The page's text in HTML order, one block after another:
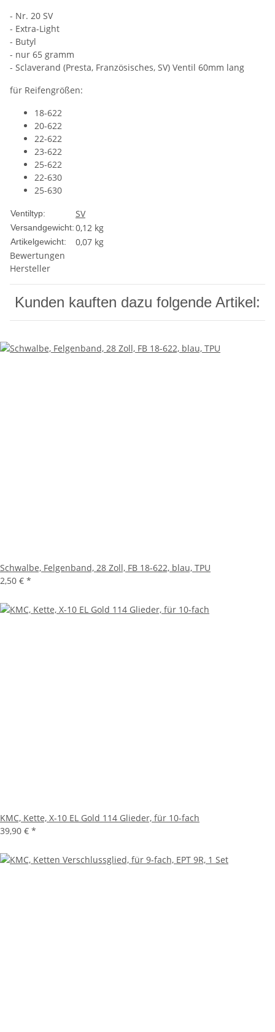
- Nr. 20 SV
- Extra-Light
- Butyl
- nur 65 gramm
- Sclaverand (Presta, Französisches, SV) Ventil 60mm lang
für Reifengrößen:
18-622
20-622
22-622
23-622
25-622
22-630
25-630
Ventiltyp: SV
Versandgewicht:0,12 kg
Artikelgewicht: 0,07 kg
Bewertungen
Hersteller
Kunden kauften dazu folgende Artikel:
Schwalbe, Felgenband, 28 Zoll, FB 18-622, blau, TPU
2,50 € *
KMC, Kette, X-10 EL Gold 114 Glieder, für 10-fach
39,90 € *